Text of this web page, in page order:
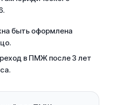
быть оформлена
.
в ПМЖ после 3 лет